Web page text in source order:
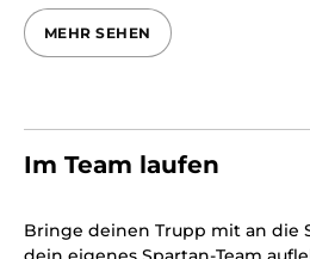
MEHR SEHEN
Im Team laufen
Bringe deinen Trupp mit an die